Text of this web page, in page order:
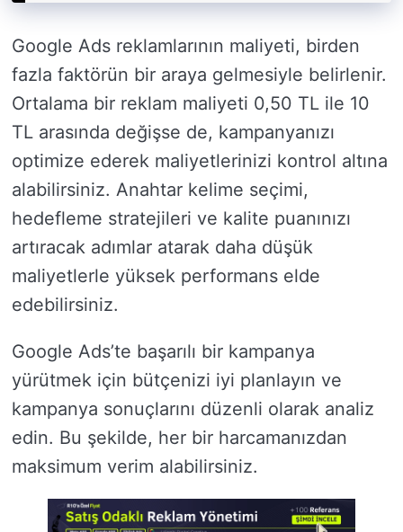
Google Ads reklamlarının maliyeti, birden
fazla faktörün bir araya gelmesiyle belirlenir.
Ortalama bir reklam maliyeti 0,50 TL ile 10
TL arasında değişse de, kampanyanızı
optimize ederek maliyetlerinizi kontrol altına
alabilirsiniz. Anahtar kelime seçimi,
hedefleme stratejileri ve kalite puanınızı
artıracak adımlar atarak daha düşük
maliyetlerle yüksek performans elde
edebilirsiniz.
Google Ads’te başarılı bir kampanya
yürütmek için bütçenizi iyi planlayın ve
kampanya sonuçlarını düzenli olarak analiz
edin. Bu şekilde, her bir harcamanızdan
maksimum verim alabilirsiniz.